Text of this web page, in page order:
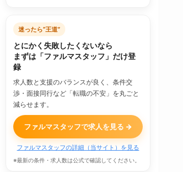
迷ったら“王道”
とにかく失敗したくないなら
まずは「ファルマスタッフ」だけ登
録
求人数と支援のバランスが良く、条件交
渉・面接同行など「転職の不安」を丸ごと
減らせます。
ファルマスタッフで求人を見る →
ファルマスタッフの詳細（当サイト）を見る
※最新の条件・求人数は公式で確認してください。